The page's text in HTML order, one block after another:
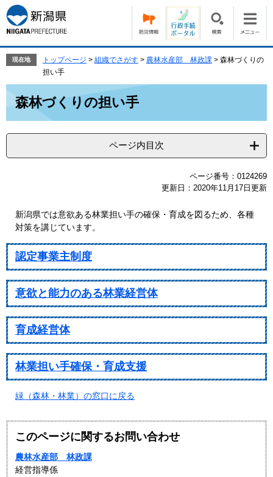
ー
ジ
の
で
す。
ニ
ュ
ー
ば
本
文
現在地 トップページ > 組織でさがす > 農林水産部 林政課 > 森林づくりの
担い手
森林づくりの担い手
ページ内目次
ページ番号：0124269
更新日：2020年11月17日更新
新潟県では意欲ある林業担い手の確保・育成を図るため、各種
対策を講じています。
認定事業主制度
意欲と能力のある林業経営体
育成経営体
林業担い手確保・育成支援
緑（森林・林業）の窓口に戻る
このページに関するお問い合わせ
農林水産部 林政課
経営指導係